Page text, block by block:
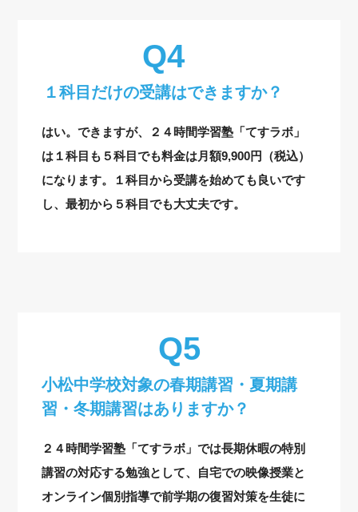
１科目だけの受講はできますか？
はい。できますが、２４時間学習塾「てすラボ」
は１科目も５科目でも料金は月額9,900円（税込）
になります。１科目から受講を始めても良いです
し、最初から５科目でも大丈夫です。
小松中学校対象の春期講習・夏期講
習・冬期講習はありますか？
２４時間学習塾「てすラボ」では長期休暇の特別
講習の対応する勉強として、自宅での映像授業と
オンライン個別指導で前学期の復習対策を生徒に